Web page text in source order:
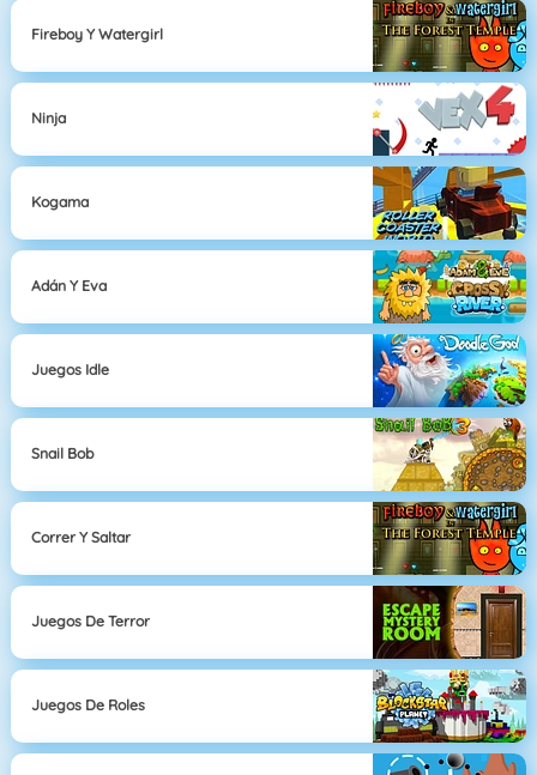
Fireboy Y Watergirl
Ninja
Kogama
Adán Y Eva
Juegos Idle
Snail Bob
Correr Y Saltar
Juegos De Terror
Juegos De Roles